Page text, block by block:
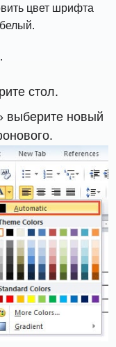
цвет шрифта
стол.
выберите новый